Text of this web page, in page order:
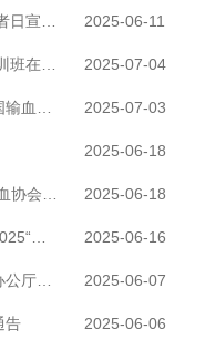
式发布 2025-06-11
兴召开 2025-07-04
发布！ 2025-07-03
2025-06-18
参展 2025-06-18
举办… 2025-06-16
都不跑… 2025-06-07
告 2025-06-06